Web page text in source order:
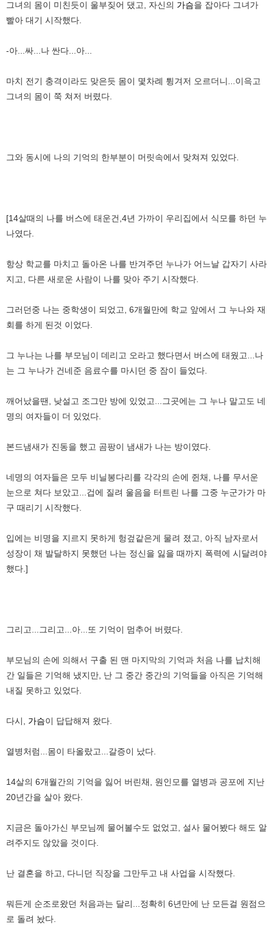
그녀의 몸이 미친듯이 울부짖어 댔고, 자신의 가슴을 잡아다 그녀가
빨아 대기 시작했다.
-아...싸...나 싼다...아...
마치 전기 충격이라도 맞은듯 몸이 몇차례 튕겨저 오르더니...이윽고
그녀의 몸이 쭉 쳐저 버렸다.
그와 동시에 나의 기억의 한부분이 머릿속에서 맞쳐져 있었다.
[14살때의 나를 버스에 태운건,4년 가까이 우리집에서 식모를 하던 누
나였다.
항상 학교를 마치고 돌아온 나를 반겨주던 누나가 어느날 갑자기 사라
지고, 다른 새로운 사람이 나를 맞아 주기 시작했다.
그러던중 나는 중학생이 되었고, 6개월만에 학교 앞에서 그 누나와 재
회를 하게 된것 이었다.
그 누나는 나를 부모님이 데리고 오라고 했다면서 버스에 태웠고...나
는 그 누나가 건네준 음료수를 마시던 중 잠이 들었다.
깨어났을땐, 낮설고 조그만 방에 있었고...그곳에는 그 누나 말고도 네
명의 여자들이 더 있었다.
본드냄새가 진동을 했고 곰팡이 냄새가 나는 방이였다.
네명의 여자들은 모두 비닐봉다리를 각각의 손에 쥔채, 나를 무서운
눈으로 쳐다 보았고...겁에 질려 울음을 터트린 나를 그중 누군가가 마
구 때리기 시작했다.
입에는 비명을 지르지 못하게 헝겊같은게 물려 졌고, 아직 남자로서
성장이 채 발달하지 못했던 나는 정신을 잃을 때까지 폭력에 시달려야
했다.]
그리고...그리고...아...또 기억이 멈추어 버렸다.
부모님의 손에 의해서 구출 된 맨 마지막의 기억과 처음 나를 납치해
간 일들은 기억해 냈지만, 난 그 중간 중간의 기억들을 아직은 기억해
내질 못하고 있었다.
다시, 가슴이 답답해져 왔다.
열병처럼...몸이 타올랐고...갈증이 났다.
14살의 6개월간의 기억을 잃어 버린채, 원인모를 열병과 공포에 지난
20년간을 살아 왔다.
지금은 돌아가신 부모님께 물어볼수도 없었고, 설사 물어봤다 해도 알
려주지도 않았을 것이다.
난 결혼을 하고, 다니던 직장을 그만두고 내 사업을 시작했다.
뭐든게 순조로왔던 처음과는 달리...정확히 6년만에 난 모든걸 원점으
로 돌려 놨다.